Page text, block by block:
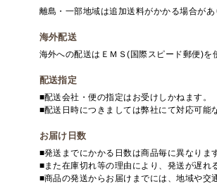
離島・一部地域は追加送料がかかる場合が
海外配送
海外への配送はＥＭＳ(国際スピード郵便)
配送指定
■配送会社・便の指定はお受けしかねます。
■配送日時につきましては弊社にて対応可能
お届け日数
■発送までにかかる日数は商品毎に異なりま
■また在庫切れ等の理由により、発送が遅れ
■商品の発送からお届けまでには、地域や交